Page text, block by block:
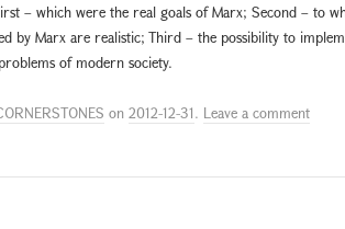
– which were the real goals of Marx; Second – to
by Marx are realistic; Third – the possibility to
of modern society.
on 2012-12-31. Leave a comment